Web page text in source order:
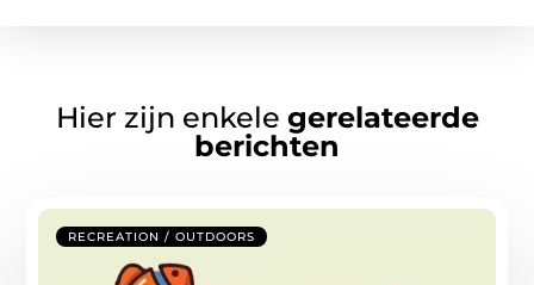
Hier zijn enkele gerelateerde
berichten
RECREATION / OUTDOORS